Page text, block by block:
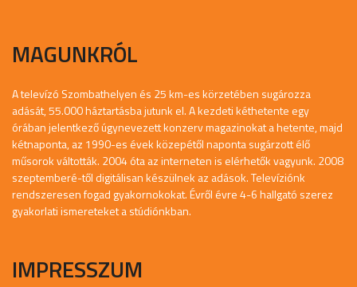
MAGUNKRÓL
A televízó Szombathelyen és 25 km-es körzetében sugározza
adását, 55.000 háztartásba jutunk el. A kezdeti kéthetente egy
órában jelentkező úgynevezett konzerv magazinokat a hetente, majd
kétnaponta, az 1990-es évek közepétől naponta sugárzott élő
műsorok váltották. 2004 óta az interneten is elérhetők vagyunk. 2008
szeptemberé-től digitálisan készülnek az adások. Televíziónk
rendszeresen fogad gyakornokokat. Évről évre 4-6 hallgató szerez
gyakorlati ismereteket a stúdiónkban.
IMPRESSZUM